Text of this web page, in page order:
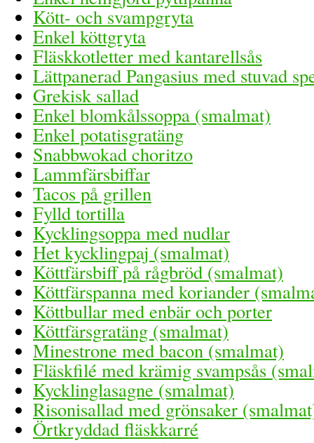
Kött- och svampgryta
Enkel köttgryta
Fläskkotletter med kantarellsås
Lättpanerad Pangasius med stuvad
Grekisk sallad
Enkel blomkålssoppa (smalmat)
Enkel potatisgratäng
Snabbwokad choritzo
Lammfärsbiffar
Tacos på grillen
Fylld tortilla
Kycklingsoppa med nudlar
Het kycklingpaj (smalmat)
Köttfärsbiff på rågbröd (smalmat)
Köttfärspanna med koriander
Köttbullar med enbär och porter
Köttfärsgratäng (smalmat)
Minestrone med bacon (smalmat)
Fläskfilé med krämig svampsås
Kycklinglasagne (smalmat)
Risonisallad med grönsaker
Örtkryddad fläskkarré